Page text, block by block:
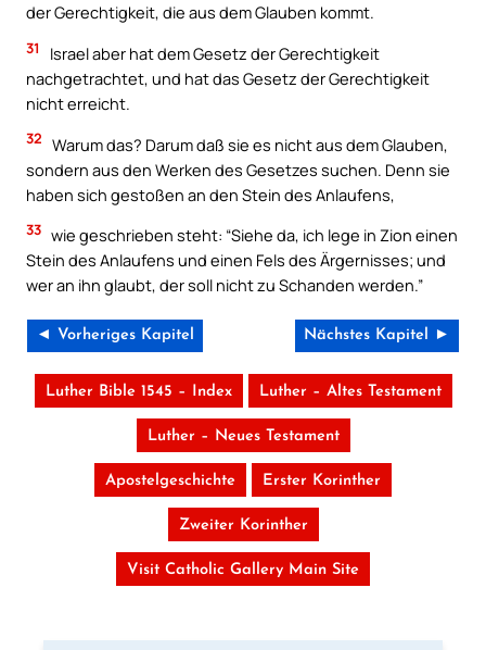
der Gerechtigkeit, die aus dem Glauben kommt.
31
Israel aber hat dem Gesetz der Gerechtigkeit
nachgetrachtet, und hat das Gesetz der Gerechtigkeit
nicht erreicht.
32 Warum das? Darum daß sie es nicht aus dem Glauben,
sondern aus den Werken des Gesetzes suchen. Denn sie
haben sich gestoßen an den Stein des Anlaufens,
33 wie geschrieben steht: “Siehe da, ich lege in Zion einen
Stein des Anlaufens und einen Fels des Ärgernisses; und
wer an ihn glaubt, der soll nicht zu Schanden werden.”
◄ Vorheriges Kapitel Nächstes Kapitel ►
Luther Bible 1545 – Index Luther – Altes Testament
Luther – Neues Testament
Apostelgeschichte Erster Korinther
Zweiter Korinther
Visit Catholic Gallery Main Site